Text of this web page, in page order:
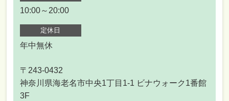
10:00～20:00
定休日
年中無休
〒243-0432
神奈川県海老名市中央1丁目1-1 ビナウォーク1番館
3F